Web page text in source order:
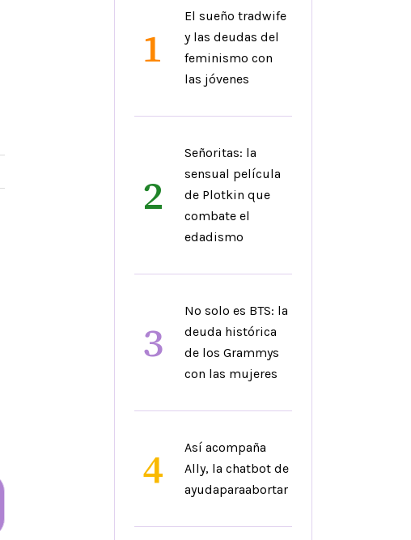
1
El sueño tradwife
y las deudas del
feminismo con
las jóvenes
2
Señoritas: la
sensual película
de Plotkin que
combate el
edadismo
3
No solo es BTS: la
deuda histórica
de los Grammys
con las mujeres
4
Así acompaña
Ally, la chatbot de
ayudaparaabortar